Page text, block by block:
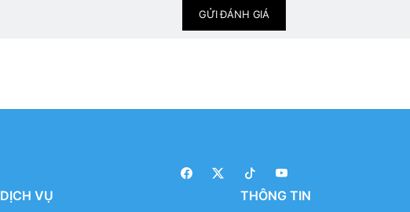
GỬI ĐÁNH GIÁ
DỊCH VỤ THÔNG TIN